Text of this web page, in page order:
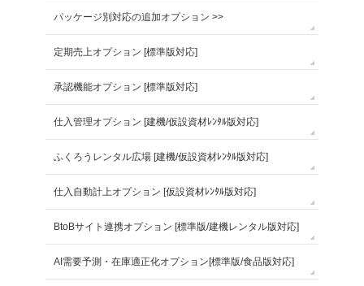
パッケージ別対応の追加オプション >>
定期売上オプション [標準版対応]
承認機能オプション [標準版対応]
仕入管理オプション [建機/仮設資材ﾚﾝﾀﾙ版対応]
ふくろうレンタル広場 [建機/仮設資材ﾚﾝﾀﾙ版対応]
仕入自動計上オプション [仮設資材ﾚﾝﾀﾙ版対応]
BtoBサイト連携オプション [標準版/建機レンタル版対応]
AI需要予測・在庫適正化オプション[標準版/食品版対応]